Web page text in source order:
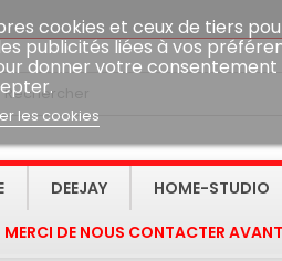
cookies et ceux de tiers
publicités liées à vos
donner votre consentement
les cookies
DEEJAY HOME-STUDIO
MERCI DE NOUS CONTACTER